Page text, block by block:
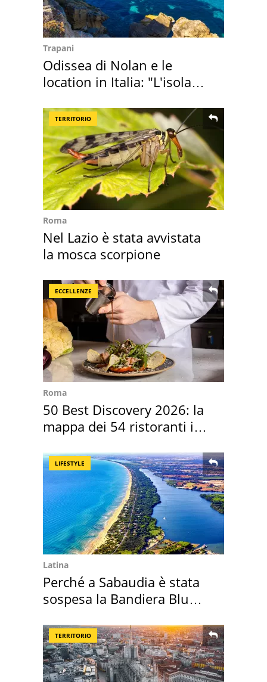
Trapani
Odissea di Nolan e le
location in Italia: "L'isola
TERRITORIO
Roma
Nel Lazio è stata avvistata
la mosca scorpione
ECCELLENZE
Roma
50 Best Discovery 2026: la
mappa dei 54 ristoranti in
LIFESTYLE
Latina
Perché a Sabaudia è stata
sospesa la Bandiera Blu
TERRITORIO